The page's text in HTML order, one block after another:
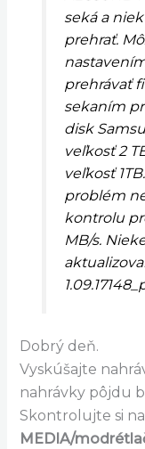
seká a
prehrať.
prehrávať
sekaním
disk
veľkosť 2
veľkosť
problém
kontrolu
MB/s.
Dobrý deň.
Vyskúšajte
nahrávky pôjdu
Skontrolujte si
MEDIA/